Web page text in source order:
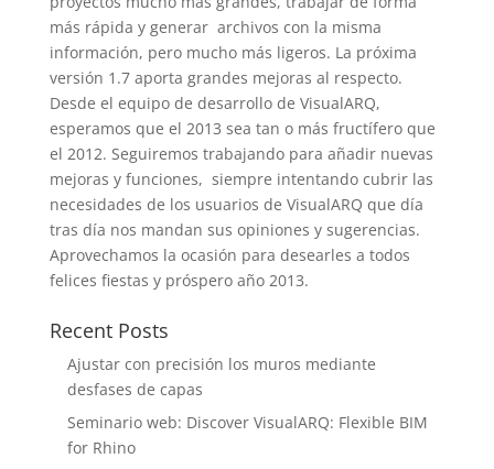
más rápida y generar archivos con la misma
información, pero mucho más ligeros. La próxima
versión 1.7 aporta grandes mejoras al respecto.
Desde el equipo de desarrollo de VisualARQ,
esperamos que el 2013 sea tan o más fructífero que
el 2012. Seguiremos trabajando para añadir nuevas
mejoras y funciones, siempre intentando cubrir las
necesidades de los usuarios de VisualARQ que día
tras día nos mandan sus opiniones y sugerencias.
Aprovechamos la ocasión para desearles a todos
felices fiestas y próspero año 2013.
Recent Posts
Ajustar con precisión los muros mediante
desfases de capas
Seminario web: Discover VisualARQ: Flexible BIM
for Rhino